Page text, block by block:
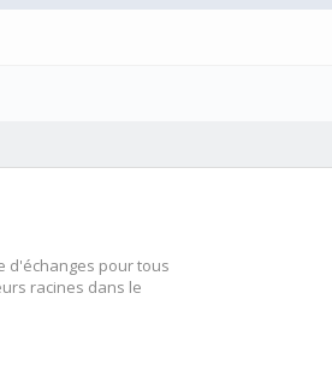
d'échanges pour tous
racines dans le